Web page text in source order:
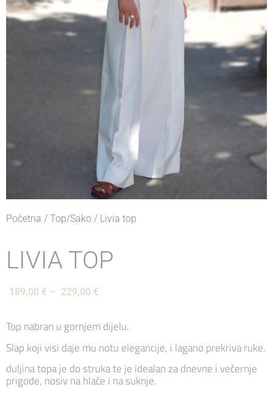
Početna / Top/Sako / Livia top
LIVIA TOP
189,00 € – 229,00 €
Top nabran u gornjem dijelu.
Slap koji visi daje mu notu elegancije, i lagano prekriva ruke.
duljina topa je do struka te je idealan za dnevne i večernje
prigode, nosiv na hlače i na suknje.